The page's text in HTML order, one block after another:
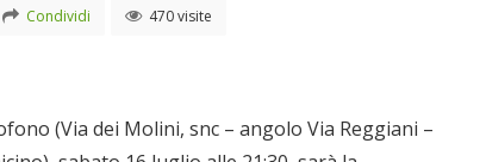
Condividi 470 visite
(Via dei Molini, snc – angolo Via Reggiani –